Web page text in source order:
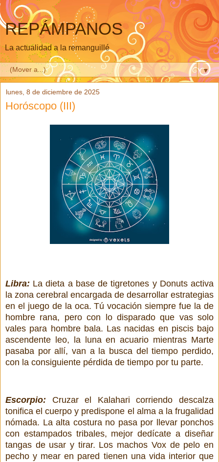
REPÁMPANOS
La actualidad a la remanguillé
▼
lunes, 8 de diciembre de 2025
Horóscopo (III)
Libra: La dieta a base de tigretones y Donuts activa
la zona cerebral encargada de desarrollar estrategias
en el juego de la oca. Tú vocación siempre fue la de
hombre rana, pero con lo disparado que vas solo
vales para hombre bala. Las nacidas en piscis bajo
ascendente leo, la luna en acuario mientras Marte
pasaba por allí, van a la busca del tiempo perdido,
con la consiguiente pérdida de tiempo por tu parte.
Escorpio: Cruzar el Kalahari corriendo descalza
tonifica el cuerpo y predispone el alma a la frugalidad
nómada. La alta costura no pasa por llevar ponchos
con estampados tribales, mejor dedícate a diseñar
tangas de usar y tirar. Los machos Vox de pelo en
pecho y mear en pared tienen una vida interior que